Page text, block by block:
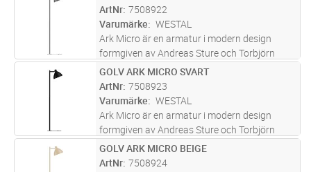
pulverlackad i sex olika kulörer. Fot i
pulverlackerad stål eller marmor. Vit
ArtNr 7508922
Varumärke
WESTAL
Ark Micro är en armatur i modern design
formgiven av Andreas Sture och Torbjörn
Eliasson. Tillverkad i rostfritt stål och
pulverlackad i sex olika kulörer. Fot i
pulverlackerad stål eller marmor. Vit
ST Lägg i kundvagn
GOLV ARK MICRO SVART
ArtNr 7508923
Varumärke
WESTAL
Ark Micro är en armatur i modern design
formgiven av Andreas Sture och Torbjörn
Eliasson. Tillverkad i rostfritt stål och
pulverlackad i sex olika kulörer. Fot i
ST Lägg i kundvagn
GOLV ARK MICRO BEIGE
ArtNr 7508924